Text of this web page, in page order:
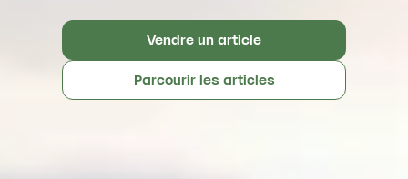
Vendre un article
Parcourir les articles